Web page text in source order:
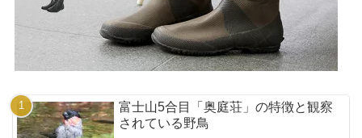
富士山5合目「奥庭荘」の特徴と観察
されている野鳥